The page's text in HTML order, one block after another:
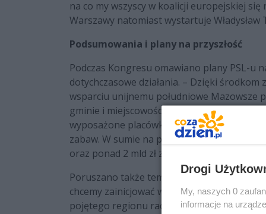
na co my wszyscy w koalicji europejskiej
Warszawy natomiast wystartuje
Podsumowania i plany na przyszłość
Podczas Kongresu omawiano plany PSL-u
dotychczasowe działania. – Dzięki
wsparciu unijnemu południowe Mazowsze
gminie i miejscowości. Ich efektem są
wyposażone placówki zdrowotne i
zabaw. W sumie na południe regionu
oraz ponad 2 mld zł z UE – mówił
Poruszano także temat roli naszego miasta
chcemy zainicjować wszechstronna
pojętego regionu radomskiego. Wokół
Drogi
My, naszych 0
informacje na